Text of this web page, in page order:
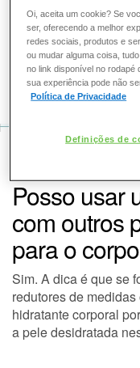
COMO POSSO AJUDAR?
DERMACLUB
CONSULTORIA DE
Posso usar
com outros
para o
Sim. A dica é que se
redutores de
hidratante corporal
a pele desidratada
Oi, aceita um cookie? Se
ser, oferecendo a melhor
redes sociais, produtos e
ou mudar alguma coisa,
no link disponível no rodapé
sua experiência pode não
Política de Privacidade
Definições de